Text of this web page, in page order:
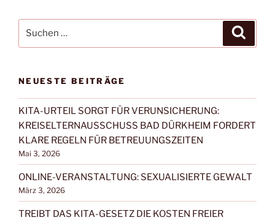
nach:
NEUESTE BEITRÄGE
KITA-URTEIL SORGT FÜR VERUNSICHERUNG:
KREISELTERNAUSSCHUSS BAD DÜRKHEIM FORDERT
KLARE REGELN FÜR BETREUUNGSZEITEN
Mai 3, 2026
ONLINE-VERANSTALTUNG: SEXUALISIERTE GEWALT
März 3, 2026
TREIBT DAS KITA-GESETZ DIE KOSTEN FREIER